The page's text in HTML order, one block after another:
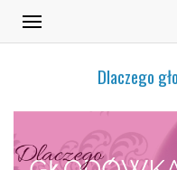
Dlaczego